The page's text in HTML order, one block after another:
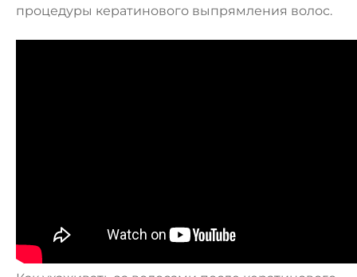
процедуры кератинового выпрямления волос.